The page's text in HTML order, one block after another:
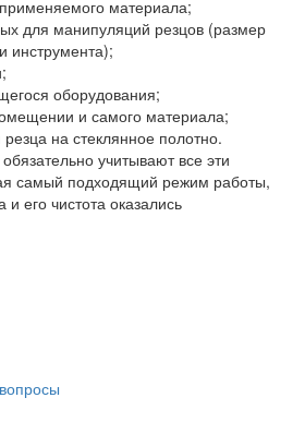
материала;
для манипуляций резцов (размер
инструмента);
оборудования;
и самого материала;
на стеклянное полотно.
учитывают все эти
самый подходящий режим работы,
и его чистота оказались